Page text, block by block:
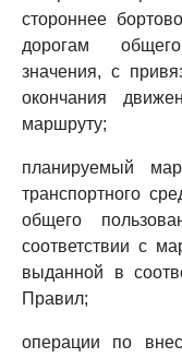
стороннее
дорогам
значения, с
окончания
маршруту;
планируемый
транспортного
общего
соответствии с
выданной в
Правил;
операции по